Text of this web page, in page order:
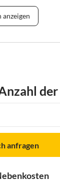
anfragen